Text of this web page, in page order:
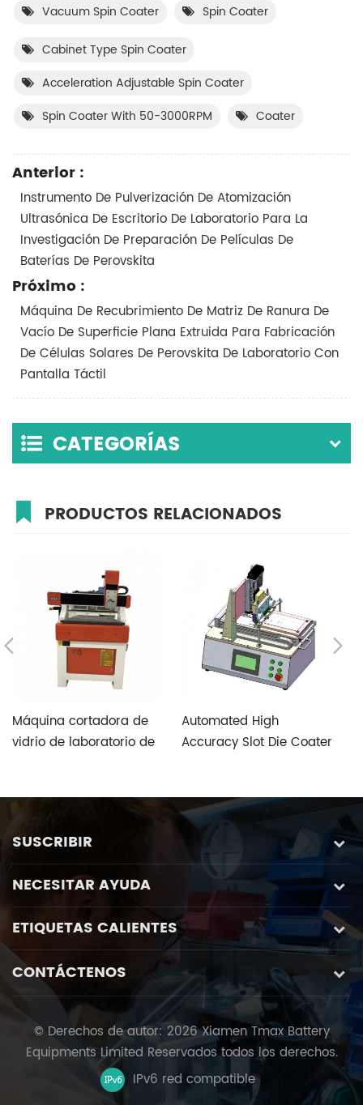
Vacuum Spin Coater Spin Coater
Cabinet Type Spin Coater
Acceleration Adjustable Spin Coater
Spin Coater With 50-3000RPM
Coater
Anterior :
Instrumento De Pulverización De Atomización
Ultrasónica De Escritorio De Laboratorio Para La
Investigación De Preparación De Películas De
Baterías De Perovskita
Próximo :
Máquina De Recubrimiento De Matriz De Ranura De
Vacío De Superficie Plana Extruida Para Fabricación
De Células Solares De Perovskita De Laboratorio Con
Pantalla Táctil
CATEGORÍAS
PRODUCTOS RELACIONADOS
Máquina cortadora de
vidrio de laboratorio de
control especial de vidrio
personalizado de cinco
ejes
Automated High
Accuracy Slot Die Coater
SUSCRIBIR
NECESITAR AYUDA
ETIQUETAS CALIENTES
CONTÁCTENOS
© Derechos de autor: 2026 Xiamen Tmax Battery
Equipments Limited Reservados todos los derechos.
IPv6 red compatible